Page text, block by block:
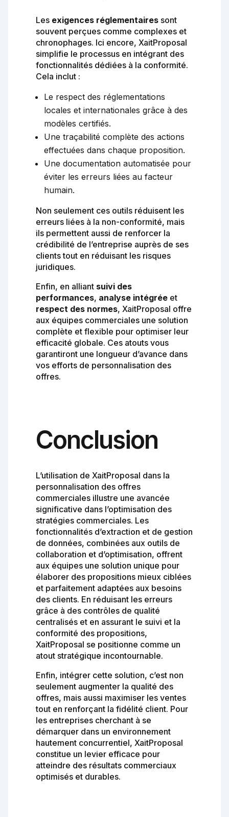
Les exigences réglementaires sont
souvent perçues comme complexes et
chronophages. Ici encore, XaitProposal
simplifie le processus en intégrant des
fonctionnalités dédiées à la conformité.
Cela inclut :
Le respect des réglementations
locales et internationales grâce à des
modèles certifiés.
Une traçabilité complète des actions
effectuées dans chaque proposition.
Une documentation automatisée pour
éviter les erreurs liées au facteur
humain.
Non seulement ces outils réduisent les
erreurs liées à la non-conformité, mais
ils permettent aussi de renforcer la
crédibilité de l’entreprise auprès de ses
clients tout en réduisant les risques
juridiques.
Enfin, en alliant suivi des
performances, analyse intégrée et
respect des normes, XaitProposal offre
aux équipes commerciales une solution
complète et flexible pour optimiser leur
efficacité globale. Ces atouts vous
garantiront une longueur d’avance dans
vos efforts de personnalisation des
offres.
Conclusion
L’utilisation de XaitProposal dans la
personnalisation des offres
commerciales illustre une avancée
significative dans l’optimisation des
stratégies commerciales. Les
fonctionnalités d’extraction et de gestion
de données, combinées aux outils de
collaboration et d’optimisation, offrent
aux équipes une solution unique pour
élaborer des propositions mieux ciblées
et parfaitement adaptées aux besoins
des clients. En réduisant les erreurs
grâce à des contrôles de qualité
centralisés et en assurant le suivi et la
conformité des propositions,
XaitProposal se positionne comme un
atout stratégique incontournable.
Enfin, intégrer cette solution, c’est non
seulement augmenter la qualité des
offres, mais aussi maximiser les ventes
tout en renforçant la fidélité client. Pour
les entreprises cherchant à se
démarquer dans un environnement
hautement concurrentiel, XaitProposal
constitue un levier efficace pour
atteindre des résultats commerciaux
optimisés et durables.